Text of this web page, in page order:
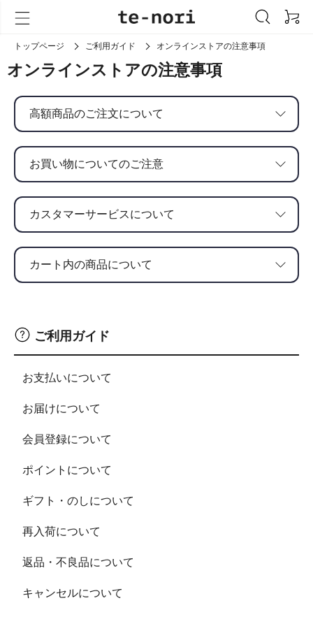
トップページ ご利用ガイド オンラインストアの注意事項
ご利用ガイド
お支払いについて
お届けについて
会員登録について
ポイントについて
ギフト・のしについて
再入荷について
返品・不良品について
キャンセルについて
オンラインストアの注意事項
高額商品のご注文について
をご注文いただいたお客さまへご注文内容確認のご
連絡を差し上げております。ご連絡がつかない場
合、ご注文をキャンセルさせていただく場合がござ
います。あらかじめご了承いただけますよう、お願
いいたします。
お買い物についてのご注意
注文を中止することができるものとします。
長期不在を受けたとき。
お使いのパソコンモニターの設定等により画像のお
色が実物と異なって見える場合がございます。あら
す。
ご注文が集中した場合、ご注文が確定した商品でも
欠品となる場合がございます。あらかじめご了承い
ただけますよう、お願いいたします。
カスタマーサービスについて
カスタマーサービスの営業日時は、平日の10:00～
17:00です。土日祝祭日はお休みをいただいており
ます。
お日にちをいただく場合がございます。
は、翌営業日以降となります。
なお、感染予防対策などで営業日時が変更になる場
合がございます。その場合は「お知らせ」でご案内
いたしますので、ご確認をお願いいたします。
カート内の商品について
カートに入れた商品は、在庫を確保しておりませ
ん。
カートに入った状態でも、ご購入確定前に完売とな
ってしまった場合は、品切れとなってしまいます。
大変恐れ入りますが、何卒ご注意ください。